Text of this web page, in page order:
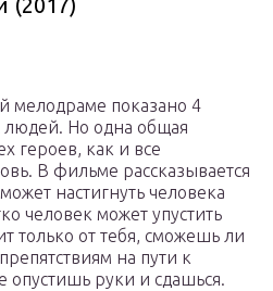
(2017)
мелодраме показано 4
Но одна общая
героев, как и все
В фильме рассказывается
настигнуть человека
человек может упустить
только от тебя, сможешь ли
на пути к
руки и сдашься.